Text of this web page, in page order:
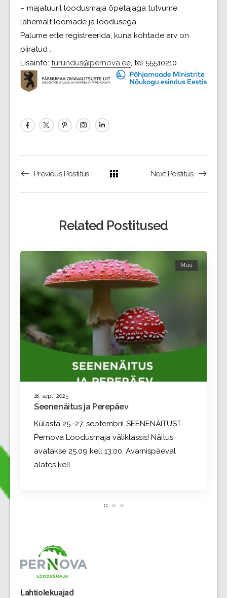
– majatuuril loodusmaja õpetajaga tutvume
lähemalt loomade ja loodusega
Palume ette registreerida, kuna kohtade arv on
piiratud .
Lisainfo: turundus@pernova.ee, tel 55510210
Previous Postitus Next Postitus
Related Postitused
18. sept. 2025
Muu
Seenenäitus ja Perepäev
Külasta 25.-27. septembril SEENENÄITUST
Pernova Loodusmaja väliklassis! Näitus
avatakse 25.09 kell 13:00. Avamispäeval
alates kell…
Lahtiolekuajad